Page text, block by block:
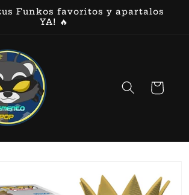
Funkos favoritos y apartalos
YA! 🔥
Carrito